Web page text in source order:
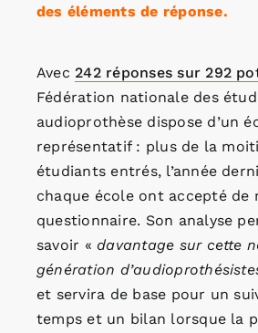
des éléments de réponse.
Avec 242 réponses sur 292
Fédération nationale des
audioprothèse dispose d’un
représentatif : plus de la
étudiants entrés, l’année
chaque école ont accepté de
questionnaire. Son analyse
savoir «davantage sur cette
génération
et servira de base pour un
temps et un bilan lorsque la